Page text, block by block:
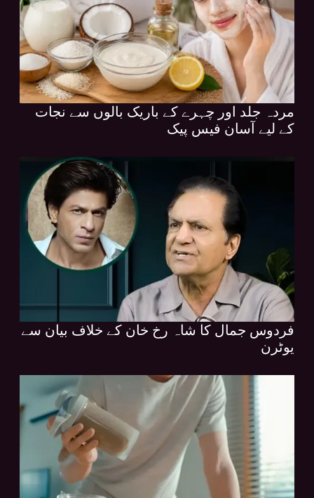
مردہ جلد اور چہرے کے باریک بالوں سے نجات
کے لیے آسان فیس پیک
فردوس جمال کا شاہ رخ خان کے خلاف بیان سے
یوٹرن